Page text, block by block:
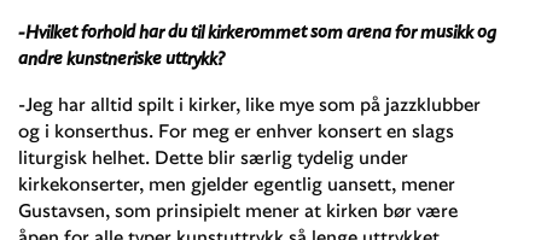
-Hvilket forhold har du til kirkerommet som arena for musikk og
andre kunstneriske uttrykk?
-Jeg har alltid spilt i kirker, like mye som på jazzklubber
og i konserthus. For meg er enhver konsert en slags
liturgisk helhet. Dette blir særlig tydelig under
kirkekonserter, men gjelder egentlig uansett, mener
Gustavsen, som prinsipielt mener at kirken bør være